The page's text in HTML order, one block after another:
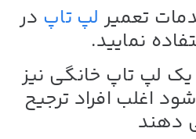
تعمیر لپ تاپ در
نمایید.
لپ تاپ خانگی نیز
اغلب افراد ترجیح
دهند